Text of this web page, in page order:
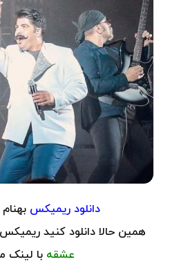
دانلود ریمیکس
همین حالا دانلود کنید
عشقه با لینک